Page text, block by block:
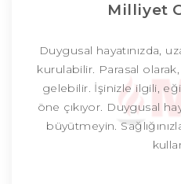
Milliyet
Duygusal hayatınızda,
kurulabilir. Parasal
gelebilir. İşinizle ilgili,
öne çıkıyor. Duygusal
büyütmeyin.